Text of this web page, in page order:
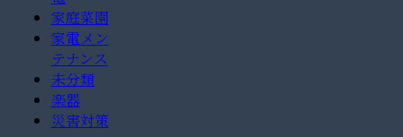
家庭菜園
家電メン
テナンス
未分類
楽器
災害対策